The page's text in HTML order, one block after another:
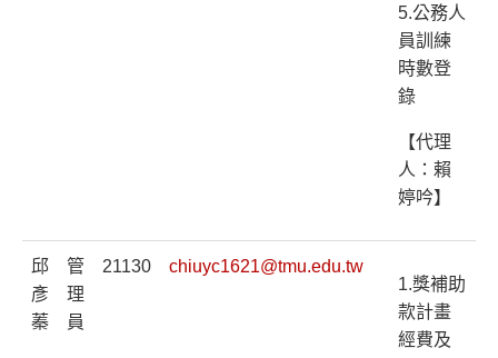
5.公務人
員訓練
時數登
錄
【代理
人：賴
婷吟】
邱
彥
蓁
管
理
員
21130
chiuyc1621@tmu.edu.tw
1.獎補助
款計畫
經費及